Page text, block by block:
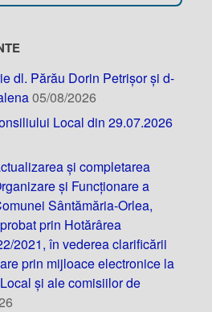
dl. Părău Dorin Petrișor și d-
05/08/2026
Local din 29.07.2026
și completarea
și Funcționare a
Sântămăria-Orlea,
prin Hotărârea
2021, în vederea clarificării
prin mijloace electronice la
și ale comisiilor de